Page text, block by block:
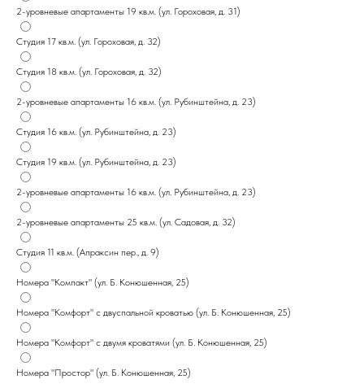
2-уровневые апартаменты 19 кв.м. (ул. Гороховая, д. 31)
Студия 17 кв.м. (ул. Гороховая, д. 32)
Студия 18 кв.м. (ул. Гороховая, д. 32)
2-уровневые апартаменты 16 кв.м. (ул. Рубинштейна, д. 23)
Студия 16 кв.м. (ул. Рубинштейна, д. 23)
Студия 19 кв.м. (ул. Рубинштейна, д. 23)
2-уровневые апартаменты 16 кв.м. (ул. Рубинштейна, д. 23)
2-уровневые апартаменты 25 кв.м. (ул. Садовая, д. 32)
Студия 11 кв.м. (Апраксин пер., д. 9)
Номера "Компакт" (ул. Б. Конюшенная, 25)
Номера "Комфорт" с двуспальной кроватью (ул. Б. Конюшенная, 25)
Номера "Комфорт" с двумя кроватями (ул. Б. Конюшенная, 25)
Номера "Простор" (ул. Б. Конюшенная, 25)